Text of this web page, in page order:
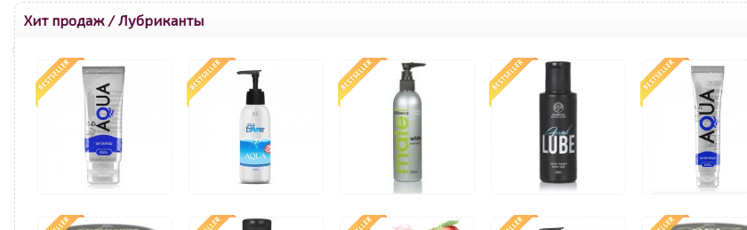
Хит продаж/Лубриканты